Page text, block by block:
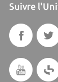
Suivre